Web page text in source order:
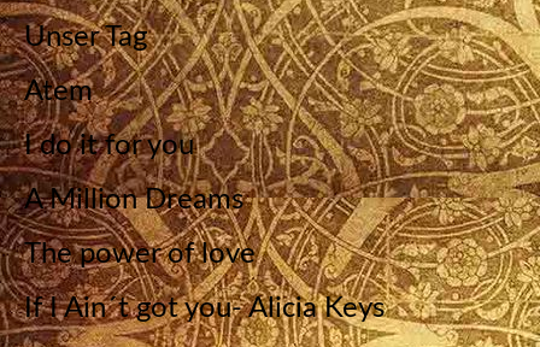
Unser Tag
Atem
I do it for you
A Million Dreams
The power of love
If I Ain´t got you- Alicia Keys